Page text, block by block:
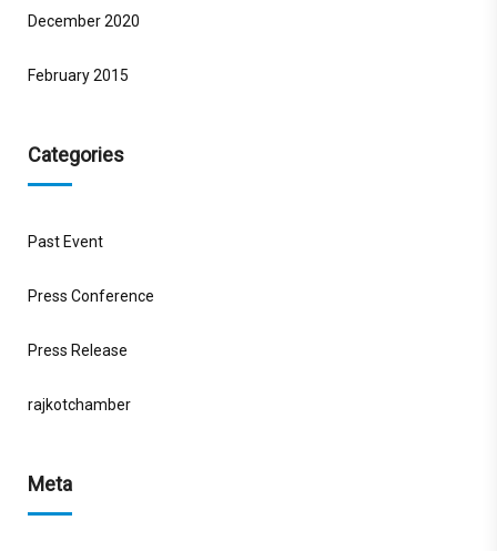
December 2020
February 2015
Categories
Past Event
Press Conference
Press Release
rajkotchamber
Meta